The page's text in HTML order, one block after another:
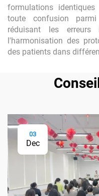
formulations
toute confusion
réduisant les erreurs
l'harmonisation des
des patients dans
03
Dec